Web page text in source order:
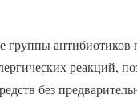
антибиотиков
реакций,
без